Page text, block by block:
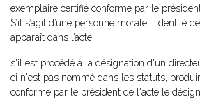
exemplaire certifié conforme par le
S’il s’agit d’une personne morale, l’identité
apparaît dans l’acte.
s'il est procédé à la désignation d'un
ci n'est pas nommé dans les statuts,
conforme par le président de l'acte le